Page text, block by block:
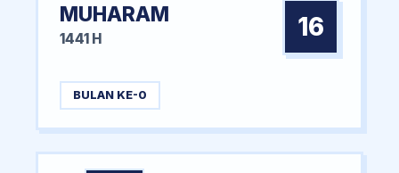
MUHARAM
1441 H 16
BULAN KE-0